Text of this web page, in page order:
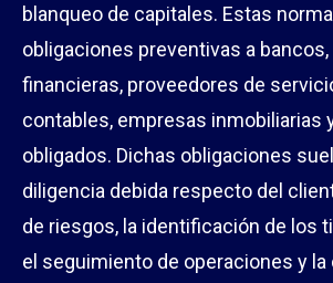
blanqueo de capitales. Estas
obligaciones preventivas a
financieras, proveedores de
contables, empresas inmobiliarias
obligados. Dichas obligaciones
diligencia debida respecto del
de riesgos, la identificación de los
el seguimiento de operaciones y